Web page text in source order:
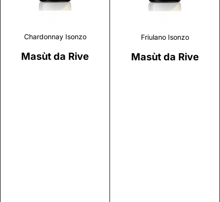
Chardonnay Isonzo
Masùt da Rive
Friulano Isonzo
Masùt da Rive